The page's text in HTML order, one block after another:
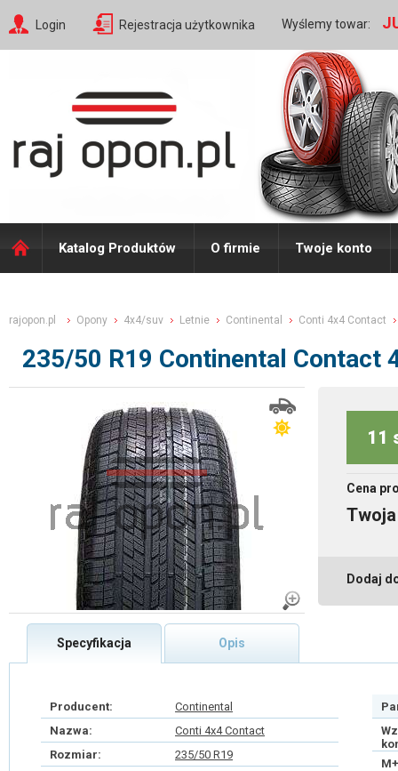
Login Rejestracja użytkownika Wyślemy towar:
Katalog Produktów O firmie Twoje konto
rajopon.pl Opony 4x4/suv Letnie Continental Conti 4x4 Contact
235/50 R19 Continental Contact
11
Cena
Dodaj
Specyfikacja Opis
Producent:
Continental
Nazwa:
Conti 4x4 Contact
Rozmiar:
235/50 R19